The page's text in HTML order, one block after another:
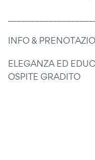
INFO &
ELEGANZA ED
OSPITE GRADITO